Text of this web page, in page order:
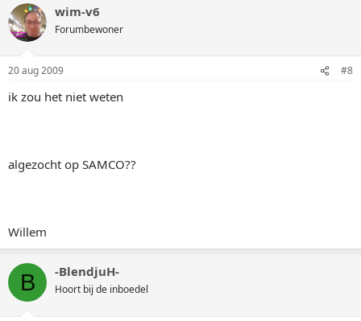
wim-v6
Forumbewoner
20 aug 2009 #8
ik zou het niet weten
algezocht op SAMCO??
Willem
B -BlendjuH-
Hoort bij de inboedel